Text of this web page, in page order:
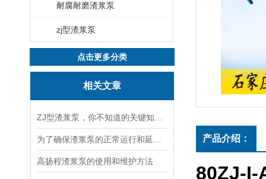
耐腐耐磨渣浆泵
zj型渣浆泵
点击更多分类
相关文章
高扬程渣浆泵的使用和维护方法
产品介绍：
80ZJ-I-